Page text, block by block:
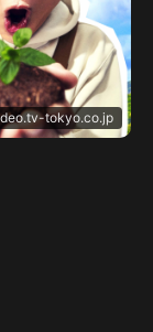
tokyo.co.jp